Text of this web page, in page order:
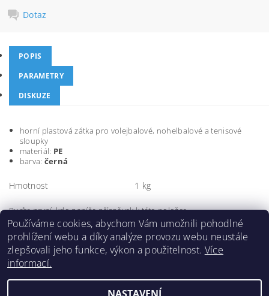
Dotaz
POPIS
PARAMETRY
DISKUZE
horní plastová zátka pro volejbalové, nohelbalové a tenisové
sloupky
materiál: PE
barva: černá
Hmotnost 1 kg
Buďte první, kdo napíše příspěvek k této položce.
Přidat komentář
Používáme cookies, abychom Vám umožnili pohodlné
prohlížení webu a díky analýze provozu webu neustále
zlepšovali jeho funkce, výkon a použitelnost. Více
informací.